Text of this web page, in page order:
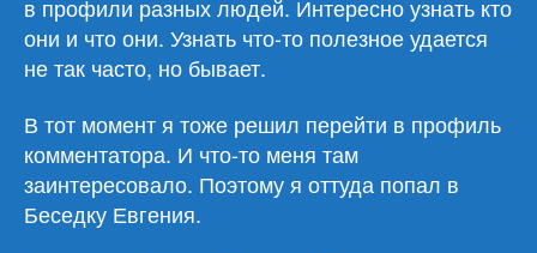
в профили разных людей. Интересно узнать кто
они и что они. Узнать что-то полезное удается
не так часто, но бывает.
В тот момент я тоже решил перейти в профиль
комментатора. И что-то меня там
заинтересовало. Поэтому я оттуда попал в
Беседку Евгения.